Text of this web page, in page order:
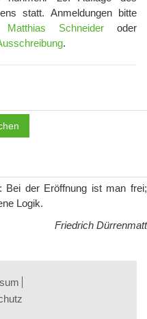
statt. Anmeldungen bitte
Matthias Schneider oder
.
Bei der Eröffnung ist man frei;
Logik.
Friedrich Dürrenmatt